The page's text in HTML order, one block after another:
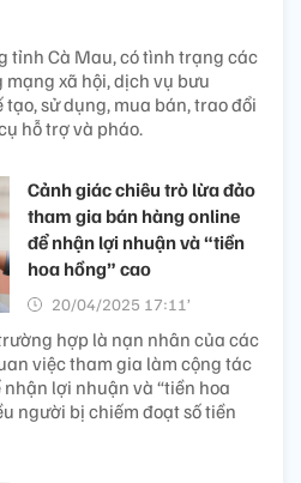
tỉnh Cà Mau, có tình trạng các
xã hội, dịch vụ bưu
sử dụng, mua bán, trao đổi
hỗ trợ và pháo.
Cảnh giác chiêu trò lừa đảo
tham gia bán hàng online
để nhận lợi nhuận và “tiền
hoa hồng” cao
20/04/2025 17:11’
hợp là nạn nhân của các
việc tham gia làm cộng tác
lợi nhuận và “tiền hoa
người bị chiếm đoạt số tiền